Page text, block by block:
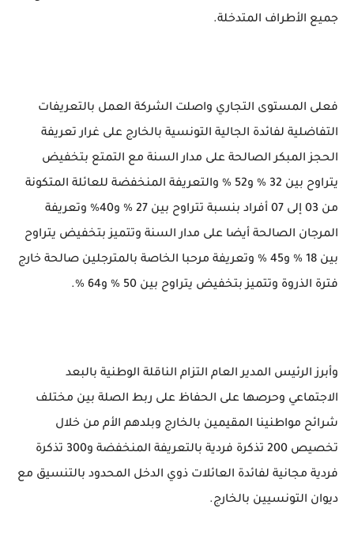
جميع الأطراف المتدخلة.
فعلى المستوى التجاري واصلت الشركة العمل بالتعريفات
التفاضلية لفائدة الجالية التونسية بالخارج على غرار تعريفة
الحجز المبكر الصالحة على مدار السنة مع التمتع بتخفيض
يتراوح بين 32 % و52 % والتعريفة المنخفضة للعائلة المتكونة
من 03 إلى 07 أفراد بنسبة تتراوح بين 27 % و40% وتعريفة
المرجان الصالحة أيضا على مدار السنة وتتميز بتخفيض يتراوح
بين 18 % و45 % وتعريفة مرحبا الخاصة بالمترجلين صالحة خارج
فترة الذروة وتتميز بتخفيض يتراوح بين 50 % و64 %.
وأبرز الرئيس المدير العام التزام الناقلة الوطنية بالبعد
الاجتماعي وحرصها على الحفاظ على ربط الصلة بين مختلف
شرائح مواطنينا المقيمين بالخارج وبلدهم الأم من خلال
تخصيص 200 تذكرة فردية بالتعريفة المنخفضة و300 تذكرة
فردية مجانية لفائدة العائلات ذوي الدخل المحدود بالتنسيق مع
ديوان التونسيين بالخارج.